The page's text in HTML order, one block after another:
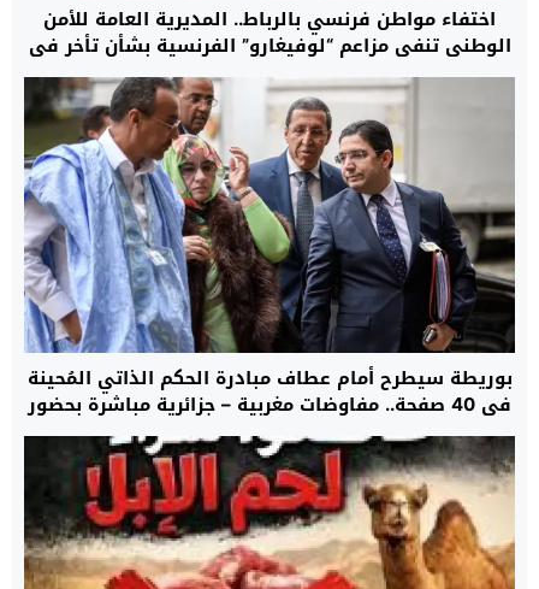
اختفاء مواطن فرنسي بالرباط.. المديرية العامة للأمن
الوطني تنفي مزاعم “لوفيغارو” الفرنسية بشأن تأخر في
البحث وتؤكد أن مصالحها تتابع القضية بما يفرضه
القانون (بلاغ)
بوريطة سيطرح أمام عطاف مبادرة الحكم الذاتي المُحينة
في 40 صفحة.. مفاوضات مغربية – جزائرية مباشرة بحضور
دي ميستورا في السفارة الأمريكية بمدريد حول ملف
الصحراء غدا الأحد